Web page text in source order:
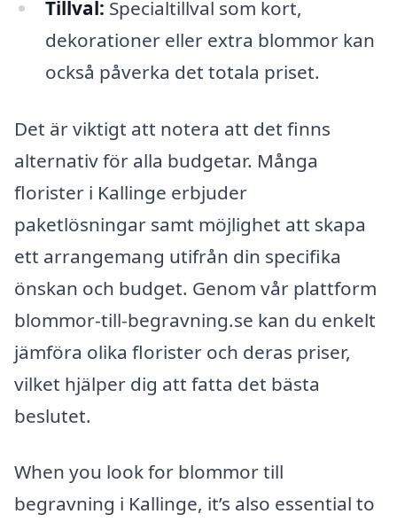
Tillval: Specialtillval som kort,
dekorationer eller extra blommor kan
också påverka det totala priset.
Det är viktigt att notera att det finns
alternativ för alla budgetar. Många
florister i Kallinge erbjuder
paketlösningar samt möjlighet att skapa
ett arrangemang utifrån din specifika
önskan och budget. Genom vår plattform
blommor-till-begravning.se kan du enkelt
jämföra olika florister och deras priser,
vilket hjälper dig att fatta det bästa
beslutet.
When you look for blommor till
begravning i Kallinge, it’s also essential to